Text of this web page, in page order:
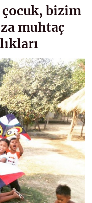
çocuk, bizim
muhtaç